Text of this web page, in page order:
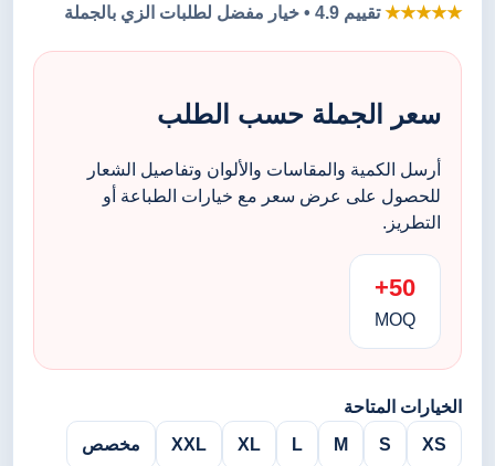
★★★★★تقييم 4.9 • خيار مفضل لطلبات الزي بالجملة
سعر الجملة حسب الطلب
أرسل الكمية والمقاسات والألوان وتفاصيل الشعار
للحصول على عرض سعر مع خيارات الطباعة أو
التطريز.
50+
MOQ
الخيارات المتاحة
XS
S
M
L
XL
XXL مخصص